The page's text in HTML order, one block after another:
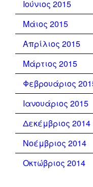
Ιούνιος 2015
Μάιος 2015
Απρίλιος 2015
Μάρτιος 2015
Φεβρουάριος
Ιανουάριος 2015
Δεκέμβριος 2014
Νοέμβριος 2014
Οκτώβριος 2014